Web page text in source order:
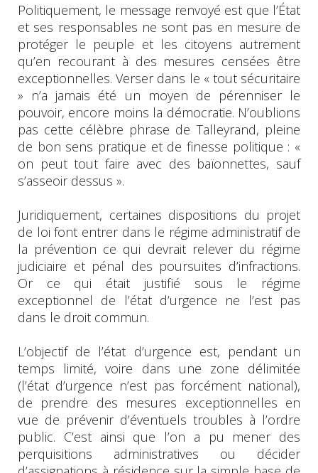
Politiquement, le message renvoyé est que l’État
et ses responsables ne sont pas en mesure de
protéger le peuple et les citoyens autrement
qu’en recourant à des mesures censées être
exceptionnelles. Verser dans le « tout sécuritaire
» n’a jamais été un moyen de pérenniser le
pouvoir, encore moins la démocratie. N’oublions
pas cette célèbre phrase de Talleyrand, pleine
de bon sens pratique et de finesse politique : «
on peut tout faire avec des baïonnettes, sauf
s’asseoir dessus ».
Juridiquement, certaines dispositions du projet
de loi font entrer dans le régime administratif de
la prévention ce qui devrait relever du régime
judiciaire et pénal des poursuites d’infractions.
Or ce qui était justifié sous le régime
exceptionnel de l’état d’urgence ne l’est pas
dans le droit commun.
L’objectif de l’état d’urgence est, pendant un
temps limité, voire dans une zone délimitée
(l’état d’urgence n’est pas forcément national),
de prendre des mesures exceptionnelles en
vue de prévenir d’éventuels troubles à l’ordre
public. C’est ainsi que l’on a pu mener des
perquisitions administratives ou décider